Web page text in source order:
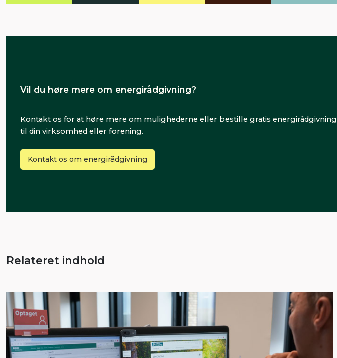
Vil du høre mere om energirådgivning?
Kontakt os for at høre mere om mulighederne eller bestille gratis energirådgivning
til din virksomhed eller forening.
Kontakt os om energirådgivning
Relateret indhold